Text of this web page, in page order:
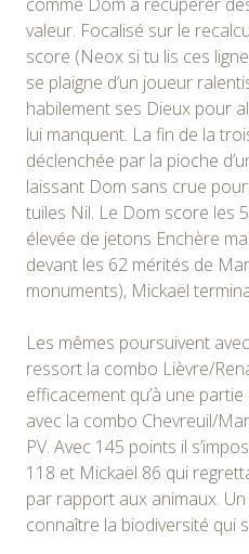
comme Dom à récupérer
valeur. Focalisé sur le
score (Neox si tu lis ces
se plaigne d’un joueur
habilement ses Dieux pour
lui manquent. La fin de la
déclenchée par la pioche
laissant Dom sans crue
tuiles Nil. Le Dom score les
élevée de jetons Enchère
devant les 62 mérités de
monuments), Mickaël
Les mêmes poursuivent
ressort la combo Lièvre/
efficacement qu’à une
avec la combo Chevreuil/
PV. Avec 145 points il
118 et Mickaël 86 qui
par rapport aux animaux.
connaître la biodiversité qui